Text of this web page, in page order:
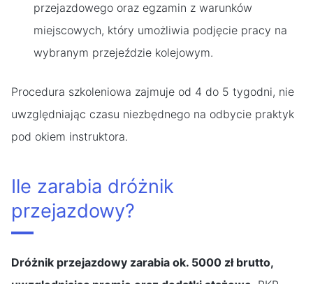
przejazdowego oraz egzamin z warunków
miejscowych, który umożliwia podjęcie pracy na
wybranym przejeździe kolejowym.
Procedura szkoleniowa zajmuje od 4 do 5 tygodni, nie
uwzględniając czasu niezbędnego na odbycie praktyk
pod okiem instruktora.
Ile zarabia dróżnik
przejazdowy?
Dróżnik przejazdowy zarabia ok. 5000 zł brutto,